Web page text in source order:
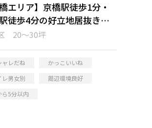
橋エリア】京橋駅徒歩1分・
徒歩4分の好立地居抜きオ
20～30坪
ャレだね
かっこいいね
レ男女別
周辺環境良好
ら5分以内